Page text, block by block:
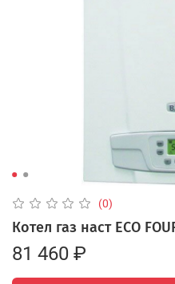
(0)
Котел газ наст ECO
81 460 ₽